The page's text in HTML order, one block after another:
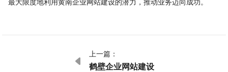
最大限度地利用黄南企业网站建设的潜力，推动业务迈向成功。

上一篇：
鹤壁企业网站建设